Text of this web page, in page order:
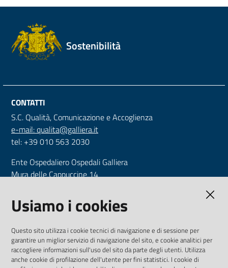
Sostenibilità
CONTATTI
S.C. Qualità, Comunicazione e Accoglienza
e-mail: qualita@galliera.it
tel: +39 010 563 2030
Ente Ospedaliero Ospedali Galliera
Mura delle Cappuccine 14
Tel. +39 010 56321
CF e P.IVA: 00557720109
www.galliera.it
INDICE
Usiamo i cookies
Questo sito utilizza i cookie tecnici di navigazione e di sessione per
garantire un miglior servizio di navigazione del sito, e cookie analitici per
raccogliere informazioni sull'uso del sito da parte degli utenti. Utilizza
anche cookie di profilazione dell'utente per fini statistici. I cookie di